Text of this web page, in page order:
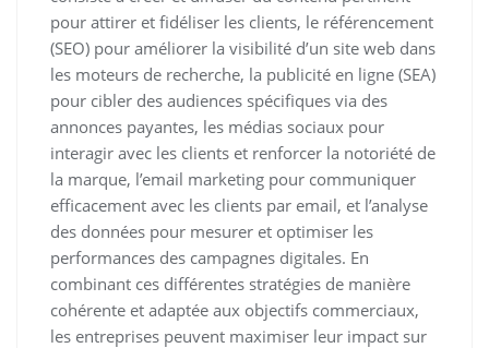
pour attirer et fidéliser les clients, le référencement
(SEO) pour améliorer la visibilité d’un site web dans
les moteurs de recherche, la publicité en ligne (SEA)
pour cibler des audiences spécifiques via des
annonces payantes, les médias sociaux pour
interagir avec les clients et renforcer la notoriété de
la marque, l’email marketing pour communiquer
efficacement avec les clients par email, et l’analyse
des données pour mesurer et optimiser les
performances des campagnes digitales. En
combinant ces différentes stratégies de manière
cohérente et adaptée aux objectifs commerciaux,
les entreprises peuvent maximiser leur impact sur